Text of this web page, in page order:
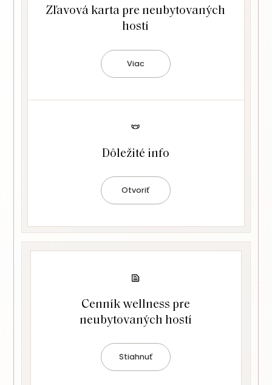
Zľavová karta pre neubytovaných
hostí
Viac
Dôležité info
Otvoriť
Cenník wellness pre
neubytovaných hostí
Stiahnuť